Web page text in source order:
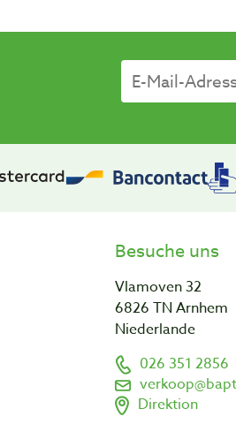
Besuche uns
Vlamoven 32
6826 TN Arnhem
Niederlande
026 351 2856
Direktion